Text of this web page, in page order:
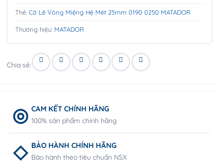
Thẻ: Cờ Lê Vòng Miệng Hệ Mét 25mm 0190 0250 MATADOR
Thương hiệu: MATADOR
Chia sẻ:
CAM KẾT CHÍNH HÃNG
100% sản phẩm chính hãng
BẢO HÀNH CHÍNH HÃNG
Bảo hành theo tiêu chuẩn NSX